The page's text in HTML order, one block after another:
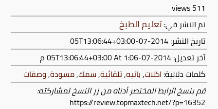
511
views
تم النشر في:تعليم الطبخ
تاريخ النشر: 2014-07-05T13:06:44+03:00
آخر تعديل:2014-07-05T13:06:44+03:00
At 1:06 م
كلمات دلالية: اكلات,بانيه,تلقائية,سمك,مسودة,وصفات
قم بنسخ الرابط المختصر أدناه من زر النسخ لمشاركته:
https://review.topmaxtech.net/?p=16352